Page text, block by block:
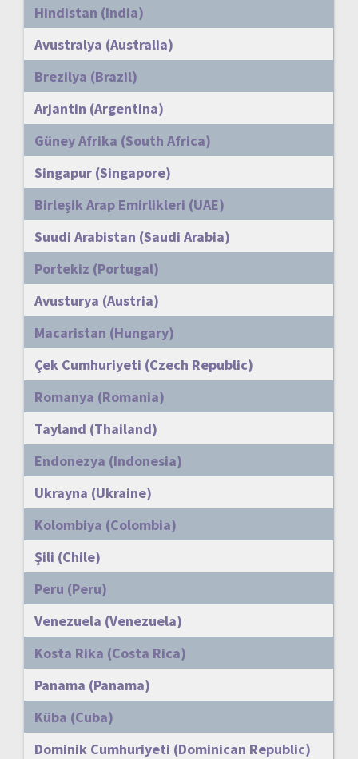
Hindistan (India)
Avustralya (Australia)
Brezilya (Brazil)
Arjantin (Argentina)
Güney Afrika (South Africa)
Singapur (Singapore)
Birleşik Arap Emirlikleri (UAE)
Suudi Arabistan (Saudi Arabia)
Portekiz (Portugal)
Avusturya (Austria)
Macaristan (Hungary)
Çek Cumhuriyeti (Czech Republic)
Romanya (Romania)
Tayland (Thailand)
Endonezya (Indonesia)
Ukrayna (Ukraine)
Kolombiya (Colombia)
Şili (Chile)
Peru (Peru)
Venezuela (Venezuela)
Kosta Rika (Costa Rica)
Panama (Panama)
Küba (Cuba)
Dominik Cumhuriyeti (Dominican Republic)